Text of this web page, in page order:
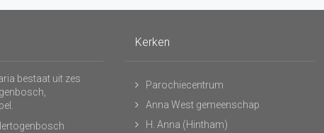
bestaat uit zes
Kerken
Parochiecentrum
Anna West gemeenschap
H. Anna (Hintham)